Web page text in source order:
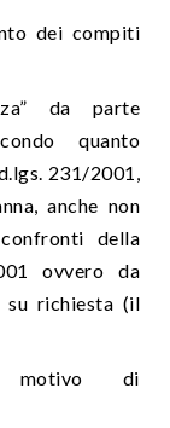
dei compiti
da parte
quanto
231/2001,
anche non
della
ovvero da
su richiesta (il
motivo di